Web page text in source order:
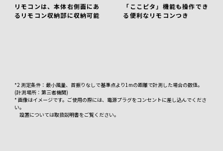
リモコンは、本体右側面にあ
るリモコン収納部に収納可能
「ここピタ」機能も操作でき
る便利なリモコンつき
*2 測定条件：最小風量、首振りなしで基準点より1mの距離で計測した場合の数値。
(計測場所：第三者機関)
* 画像はイメージです。ご使用の際には、電源プラグをコンセントに差し込んでくださ
い。
設置については取扱説明書をご覧ください。